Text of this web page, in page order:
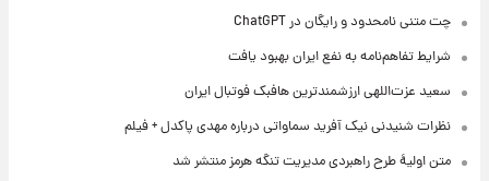
چت متنی نامحدود و رایگان در ChatGPT
شرایط تفاهم‌نامه به نفع ایران بهبود یافت
سعید عزت‌اللهی ارزشمندترین هافبک فوتبال ایران
نظرات شنیدنی نیک آفرید سماواتی درباره مهدی پاکدل + فیلم
متن اولیۀ طرح راهبردی مدیریت تنگه هرمز منتشر شد